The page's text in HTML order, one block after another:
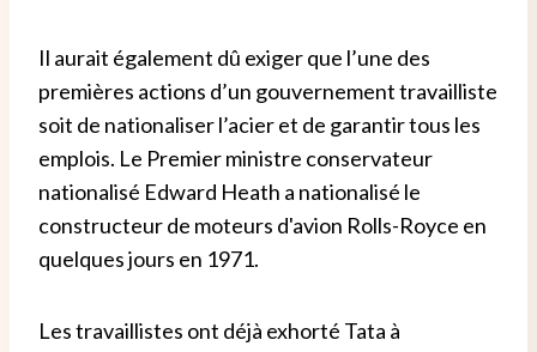
Il aurait également dû exiger que l’une des
premières actions d’un gouvernement travailliste
soit de nationaliser l’acier et de garantir tous les
emplois. Le Premier ministre conservateur
nationalisé Edward Heath a nationalisé le
constructeur de moteurs d'avion Rolls-Royce en
quelques jours en 1971.
Les travaillistes ont déjà exhorté Tata à